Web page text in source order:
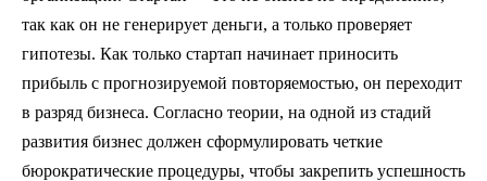
так как он не генерирует деньги, а только проверяет
гипотезы. Как только стартап начинает приносить
прибыль с прогнозируемой повторяемостью, он переходит
в разряд бизнеса. Согласно теории, на одной из стадий
развития бизнес должен сформулировать четкие
бюрократические процедуры, чтобы закрепить успешность